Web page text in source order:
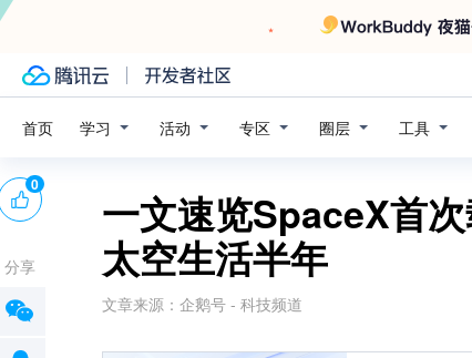
首页 学习 活动 专区 圈层 工具
一文速览SpaceX首
太空生活半年
文章来源： 企鹅号 - 科技频道
0
分享